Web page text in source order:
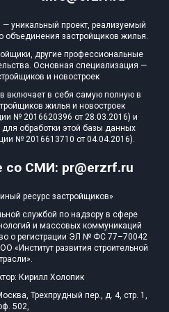
17 из 15 525
со СМИ: pr@erzrf.ru
уникальный проект, реализуемый
объединения застройщиков жилья.
другие профессиональные
Основная специализация —
и новостроек
включает в себя самую полную в
жилья и новостроек
№ 2016620396 от 28.03.2016) и
обработки этой базы данных
№ 2016613710 от 04.04.2016).
ресурс застройщиков»
службой по надзору в сфере
и массовых коммуникаций
о регистрации ЭЛ № ФС 77–70042
«Институт развития строительной
Кирилл Холопик
Трехпрудный пер., д. 4, стр. 1,
502,